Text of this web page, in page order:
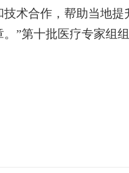
术合作，帮助当地
”第十批医疗专家组